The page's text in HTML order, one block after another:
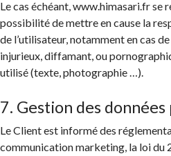
Le cas échéant, www.himasari.fr se
possibilité de mettre en cause la
de l’utilisateur, notamment en cas
injurieux, diffamant, ou
utilisé (texte, photographie …).
7. Gestion des
Le Client est informé des
communication marketing, la loi du